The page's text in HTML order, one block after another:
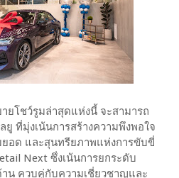
ชว์รูมล่าสุดแห่งนี้ จะสามารถ
ที่มุ่งเน้นการสร้างความพึงพอใจ
ยอด และสุนทรียภาพแห่งการขับขี่
Next ซึ่งเน้นการยกระดับ
น ควบคู่กับความเชี่ยวชาญและ